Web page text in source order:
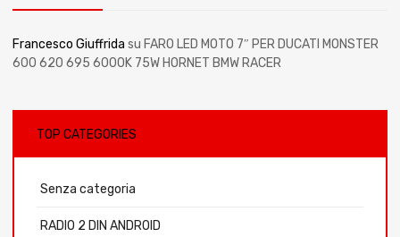
Francesco Giuffrida su FARO LED MOTO 7″ PER DUCATI MONSTER
600 620 695 6000K 75W HORNET BMW RACER
TOP CATEGORIES
Senza categoria
RADIO 2 DIN ANDROID